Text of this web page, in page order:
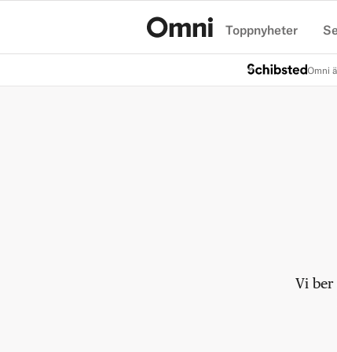
Toppnyheter
Omni
Vi